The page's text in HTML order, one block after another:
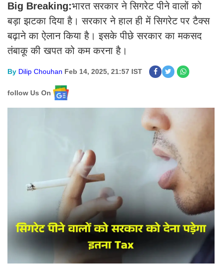
Big Breaking:भारत सरकार ने सिगरेट पीने वालों को
बड़ा झटका दिया है। सरकार ने हाल ही में सिगरेट पर टैक्स
बढ़ाने का ऐलान किया है। इसके पीछे सरकार का मकसद
तंबाकू की खपत को कम करना है।
By Dilip Chouhan Feb 14, 2025, 21:57 IST
follow Us On